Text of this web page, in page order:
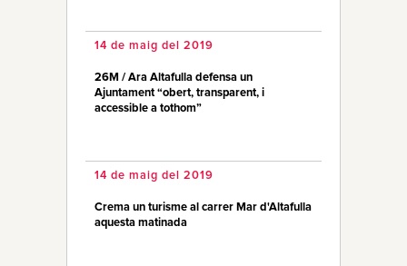
14 de maig del 2019
26M / Ara Altafulla defensa un
Ajuntament “obert, transparent, i
accessible a tothom”
14 de maig del 2019
Crema un turisme al carrer Mar d'Altafulla
aquesta matinada